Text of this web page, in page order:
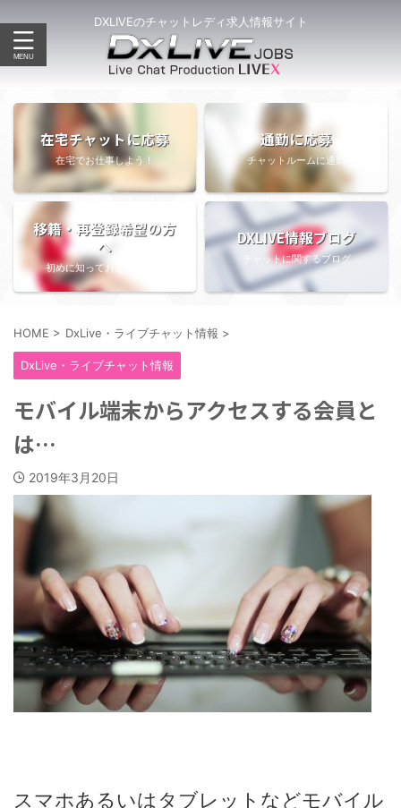
DXLIVEのチャットレディ求人情報サイト
在宅チャットに応募
在宅でお仕事しよう！
通勤に応募
チャットルームに通勤
移籍・再登録希望の方
へ
初めに知っておきたい情報
DXLIVE情報ブログ
チャットに関するブログ
HOME > DxLive・ライブチャット情報 >
DxLive・ライブチャット情報
モバイル端末からアクセスする会員と
は…
2019年3月20日
スマホあるいはタブレットなどモバイル